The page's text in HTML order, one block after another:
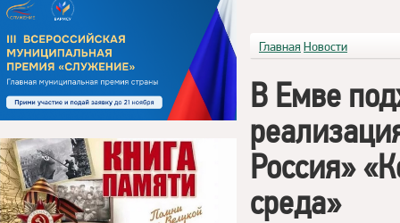
Главная Новости
В Емве
Россия»
среда»